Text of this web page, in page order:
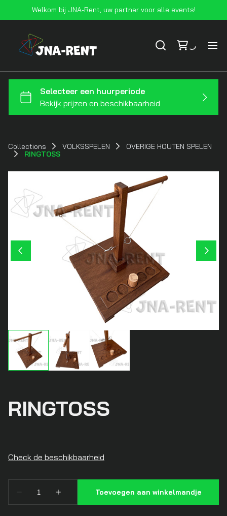
Welkom bij JNA-Rent, uw partner voor alle events!
Collections VOLKSSPELEN
OVERIGE HOUTEN SPELEN
RINGTOSS
RINGTOSS